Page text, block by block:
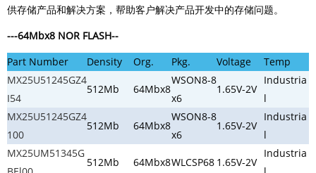
供存储产品和解决方案，帮助客户解决产品开发中的存储问题。
---64Mbx8 NOR FLASH--
Part Number
Density Org. Pkg. Voltage
Temp
MX25U51245GZ4
I54
512Mb 64Mbx8
WSON8-8
x6
1.65V-2V
Industria
l
MX25U51245GZ4
100
512Mb 64Mbx8
WSON8-8
x6
1.65V-2V
Industria
l
MX25UM51345G
512Mb 64Mbx8WLCSP68 1.65V-2V
Industria